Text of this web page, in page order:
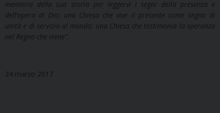
memoria della sua storia per leggervi i segni della presenza e
dell’opera di Dio; una Chiesa che vive il presente come segno di
unità e di servizio al mondo; una Chiesa che testimonia la speranza
nel Regno che viene”.
24 marzo 2017